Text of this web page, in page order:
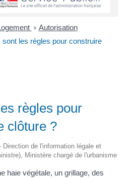
> Autorisation
sont les règles pour construire
règles pour
clôture ?
de l'information légale et
Ministère chargé de l'urbanisme
haie végétale, un grillage, des